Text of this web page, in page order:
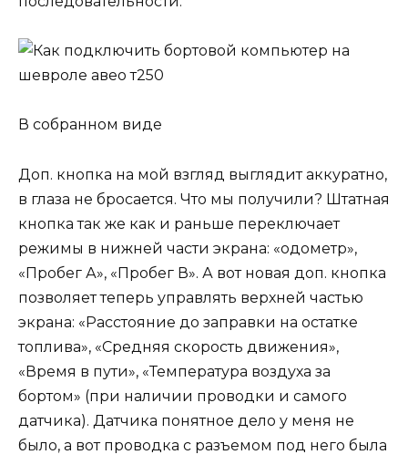
В собранном виде
Доп. кнопка на мой взгляд выглядит аккуратно,
в глаза не бросается. Что мы получили? Штатная
кнопка так же как и раньше переключает
режимы в нижней части экрана: «одометр»,
«Пробег А», «Пробег В». А вот новая доп. кнопка
позволяет теперь управлять верхней частью
экрана: «Расстояние до заправки на остатке
топлива», «Средняя скорость движения»,
«Время в пути», «Температура воздуха за
бортом» (при наличии проводки и самого
датчика). Датчика понятное дело у меня не
было, а вот проводка с разъемом под него была